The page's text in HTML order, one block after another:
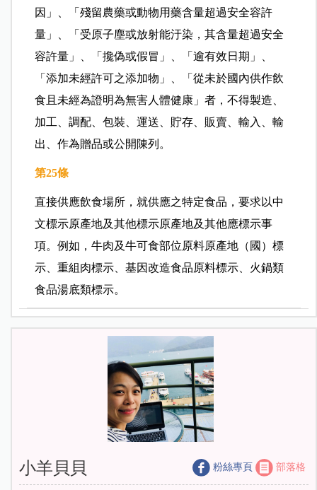
因」、「殘留農藥或動物用藥含量超過安全容許
量」、「受原子塵或放射能汙染，其含量超過安全
容許量」、「攙偽或假冒」、「逾有效日期」、
「添加未經許可之添加物」、「從未於國內供作飲
食且未經為證明為無害人體健康」者，不得製造、
加工、調配、包裝、運送、貯存、販賣、輸入、輸
出、作為贈品或公開陳列。
第25條
直接供應飲食場所，就供應之特定食品，要求以中
文標示原產地及其他標示原產地及其他應標示事
項。例如，牛肉及牛可食部位原料原產地（國）標
示、重組肉標示、基因改造食品原料標示、火鍋類
食品湯底類標示。
小羊貝貝 粉絲專頁 部落格